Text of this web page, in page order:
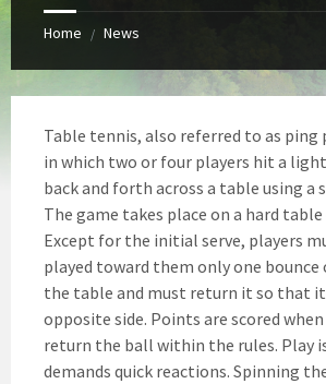
Home / News
Table tennis, also referred to as ping
in which two or four players hit a
back and forth across a table using a
The game takes place on a hard table
Except for the initial serve, players
played toward them only one
the table and must return it so that
opposite side. Points are scored
return the ball within the rules. Play
demands quick reactions. Spinning